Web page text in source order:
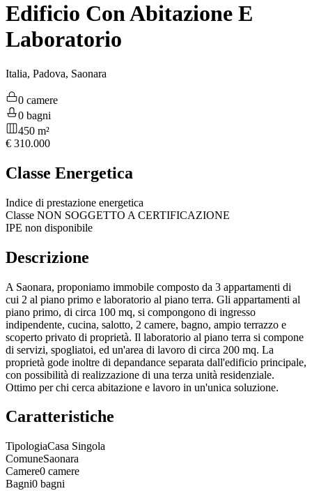
Edificio Con Abitazione E
Laboratorio
Italia, Padova, Saonara
0 camere
0 bagni
450 m²
€ 310.000
Classe Energetica
Indice di prestazione energetica
Classe NON SOGGETTO A CERTIFICAZIONE
IPE non disponibile
Descrizione
A Saonara, proponiamo immobile composto da 3 appartamenti di
cui 2 al piano primo e laboratorio al piano terra. Gli appartamenti al
piano primo, di circa 100 mq, si compongono di ingresso
indipendente, cucina, salotto, 2 camere, bagno, ampio terrazzo e
scoperto privato di proprietà. Il laboratorio al piano terra si compone
di servizi, spogliatoi, ed un'area di lavoro di circa 200 mq. La
proprietà gode inoltre di depandance separata dall'edificio principale,
con possibilità di realizzazione di una terza unità residenziale.
Ottimo per chi cerca abitazione e lavoro in un'unica soluzione.
Caratteristiche
TipologiaCasa Singola
ComuneSaonara
Camere0 camere
Bagni0 bagni